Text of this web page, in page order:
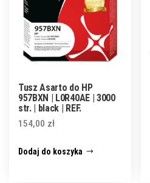
Tusz Asarto do HP
957BXN | L0R40AE | 3000
str. | black | REF.
154,00 zł
Dodaj do koszyka